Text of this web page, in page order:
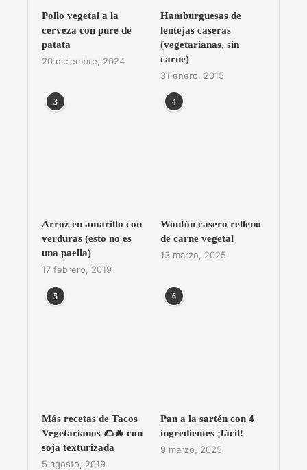
Pollo vegetal a la
cerveza con puré de
patata
20 diciembre, 2024
Hamburguesas de
lentejas caseras
(vegetarianas, sin
carne)
31 enero, 2015
3
Arroz en amarillo con
verduras (esto no es
una paella)
17 febrero, 2019
4
Wontón casero relleno
de carne vegetal
13 marzo, 2025
5
Más recetas de Tacos
Vegetarianos 🌮🔥 con
soja texturizada
5 agosto, 2019
6
Pan a la sartén con 4
ingredientes ¡fácil!
9 marzo, 2025